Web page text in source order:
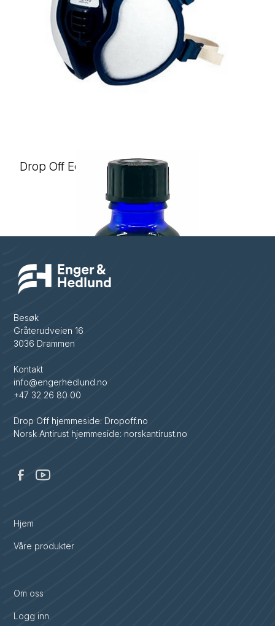
Drop Off Eco
Besøk
Gråterudveien 16
3036 Drammen
Kontakt
info@engerhedlund.no
+47 32 26 80 00
Drop Off hjemmeside: Dropoff.no
Norsk Antirust hjemmeside: norskantirust.no
Hjem
Våre produkter
Om oss
Logg inn